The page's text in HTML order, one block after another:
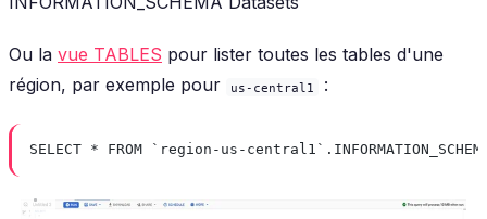
Ou la vue TABLES pour lister toutes les tables d'une
région, par exemple pour
us-central1 :
SELECT * FROM `region-us-